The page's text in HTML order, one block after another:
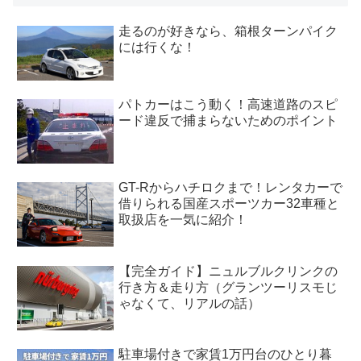
走るのが好きなら、箱根ターンパイク
には行くな！
パトカーはこう動く！高速道路のスピ
ード違反で捕まらないためのポイント
GT-Rからハチロクまで！レンタカーで
借りられる国産スポーツカー32車種と
取扱店を一気に紹介！
【完全ガイド】ニュルブルクリンクの
行き方＆走り方（グランツーリスモじ
ゃなくて、リアルの話）
駐車場付きで家賃1万円台のひとり暮